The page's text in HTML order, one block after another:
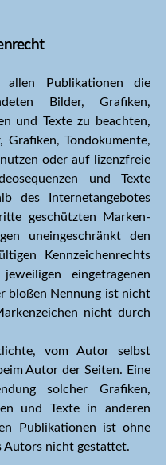
Publikationen die
Bilder, Grafiken,
und Texte zu beachten,
Tondokumente,
oder auf lizenzfreie
und Texte
des Internetangebotes
geschützten Marken-
uneingeschränkt den
Kennzeichenrechts
eingetragenen
bloßen Nennung ist nicht
nicht durch
vom Autor selbst
Autor der Seiten. Eine
solcher Grafiken,
und Texte in anderen
Publikationen ist ohne
Autors nicht gestattet.